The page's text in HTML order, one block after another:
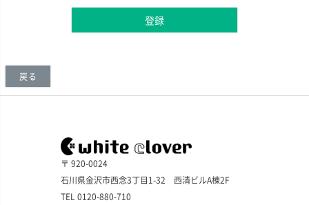
登録
戻る
〒 920-0024
石川県金沢市西念3丁目1-32 西清ビルA棟2F
TEL 0120-880-710